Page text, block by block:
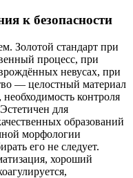
к безопасности
Золотой стандарт при
процесс, при
невусах, при
— целостный материал
контроля
для
образований
морфологии
его не следует.
хороший